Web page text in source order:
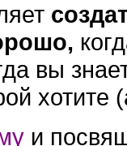
вы
хотите
и